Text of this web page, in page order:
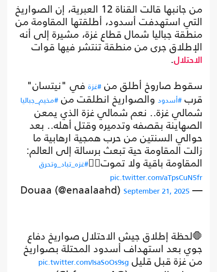
من جانبها قالت القناة 12 العبرية، إن الصواريخ
التي استهدفت أسدود، أطلقتها المقاومة من
منطقة جباليا شمال قطاع غزة، مشيرة إلى أنه
الإطلاق جرى من منطقة تنتشر فيها قوات
الاحتلال.
سقوط صاروخ أطلق من #غزة في "نيتسان"
قرب #أسدود والصواريخ انطلقت من #مخيم_جباليا
شمالي غزة.. نعم شمالي غزة الذي يمعن
الصهاينة بقصفه وتدميره وقتل أهله.. بعد
حوالي السنتين من حرب همجية ارهابية ما
زالت المقاومة حية تبعث برسالة إلى العالم:
المقاومة باقية ولا تموت✌🏻#غزه_تباد_وتحرق
pic.twitter.com/aTpsCuN5fr
— Douaa (@enaalaahd)
September 21, 2025
🛑لحظة إطلاق جيش الاحتلال صواريخ دفاع
جوي بعد استهداف أسدود المحتلة بصواريخ
من غزة قبل قليل pic.twitter.com/IsaSoOs9sg